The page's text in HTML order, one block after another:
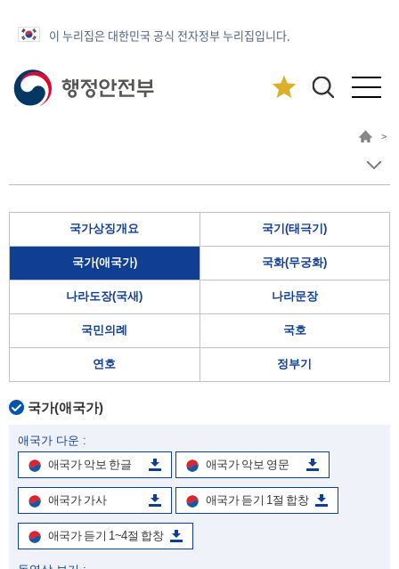
이 누리집은 대한민국 공식 전자정부 누리집입니다.
>
국가상징개요 국기(태극기)
국가(애국가) 국화(무궁화)
나라도장(국새) 나라문장
국민의례 국호
연호 정부기
국가(애국가)
애국가 다운 :
애국가 악보 한글
애국가 악보 영문
애국가 가사 애국가 듣기 1절 합창
애국가 듣기 1~4절 합창